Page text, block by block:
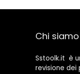
Nastro
Rumore
Chi siamo
Sstoolk.it è
revisione dei